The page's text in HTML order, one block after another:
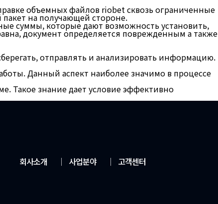
объемных файлов riobet сквозь ограниченные
на получающей стороне.
суммы, которые дают возможность установить,
документ определяется поврежденным а также
отправлять и анализировать информацию.
Данный аспект наиболее значимо в процессе
Такое знание дает условие эффективно
회사소개 │ 사업분야 │ 고객센터